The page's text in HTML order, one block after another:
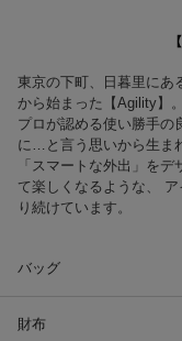
東京の下町、日暮里にあ
から始まった【Agility】。
プロが認める使い勝手の
に…と言う思いから生ま
「スマートな外出」を
て楽しくなるような、
り続けています。
バッグ
財布